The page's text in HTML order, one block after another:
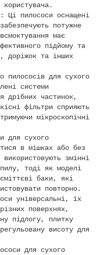
користувача.
Ці пилососи оснащені
потужне
має
підйому та
доріжок та інших
пилососів для сухого
системи
дрібних частинок,
фільтри сприяють
мікроскопічні
для сухого
в мішках або без
змінні
тоді як моделі
баки, які
повторно.
універсальні, їх
поверхнях,
підлогу, плитку
висоту для
для сухого